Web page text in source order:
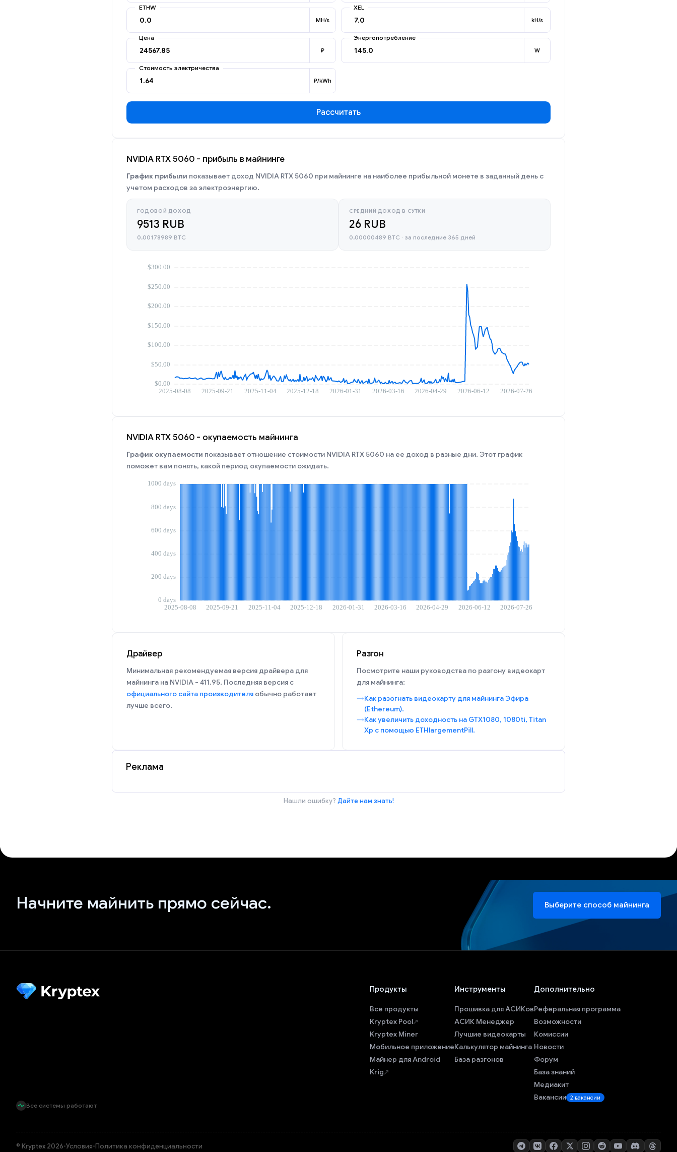
ETHW
MH/s
XEL
kH/s
Цена
₽
Энергопотребление
W
Стоимость электричества
₽/kWh
Рассчитать
NVIDIA RTX 5060 - прибыль в майнинге
График прибыли показывает доход NVIDIA RTX 5060 при майнинге на наиболее прибыльной монете в заданный день с
учетом расходов за электроэнергию.
ГОДОВОЙ ДОХОД
9513 RUB
0,00178989 BTC
СРЕДНИЙ ДОХОД В СУТКИ
26 RUB
0,00000489 BTC · за последние 365 дней
NVIDIA RTX 5060 - окупаемость майнинга
График окупаемости показывает отношение стоимости NVIDIA RTX 5060 на ее доход в разные дни. Этот график
поможет вам понять, какой период окупаемости ожидать.
Драйвер
Минимальная рекомендуемая версия драйвера для
майнинга на NVIDIA - 411.95. Последняя версия с
официального сайта производителя обычно работает
лучше всего.
Разгон
Посмотрите наши руководства по разгону видеокарт
для майнинга:
Как разогнать видеокарту для майнинга Эфира
(Ethereum).
Как увеличить доходность на GTX1080, 1080ti, Titan
Xp с помощью ETHlargementPill.
Реклама
Нашли ошибку? Дайте нам знать!
Начните майнить прямо сейчас. Выберите способ майнинга
Все системы работают
Продукты
Все продукты
Kryptex Pool
Kryptex Miner
Мобильное приложение
Майнер для Android
Krig
Инструменты
Прошивка для АСИКов
АСИК Менеджер
Лучшие видеокарты
Калькулятор майнинга
База разгонов
Дополнительно
Реферальная программа
Возможности
Комиссии
Новости
Форум
База знаний
Медиакит
Вакансии 2 вакансии
© Kryptex 2026•Условия•Политика конфиденциальности